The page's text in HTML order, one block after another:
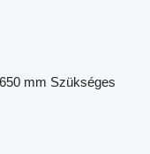
650 mm Szükséges